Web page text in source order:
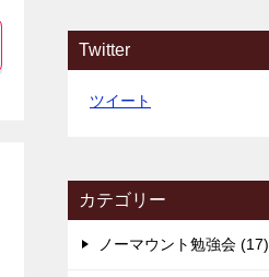
Twitter
ツイート
カテゴリー
ノーマウント勉強会 (17)